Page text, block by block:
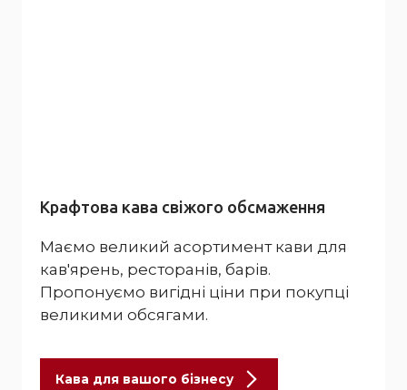
Крафтова кава свіжого обсмаження
Маємо великий асортимент кави для
кав'ярень, ресторанів, барів.
Пропонуємо вигідні ціни при покупці
великими обсягами.
Кава для вашого бізнесу